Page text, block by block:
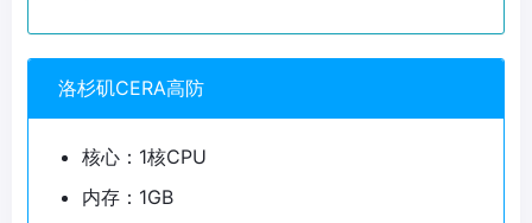
洛杉矶CERA高防
核心：1核CPU
内存：1GB